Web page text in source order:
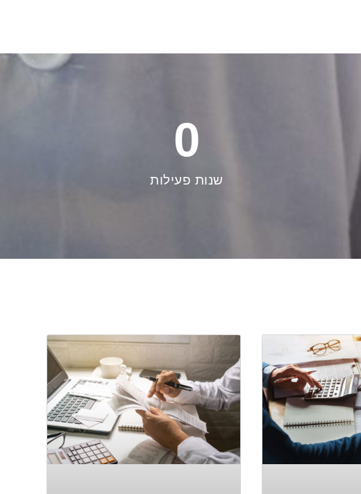
שנות פעילות
0